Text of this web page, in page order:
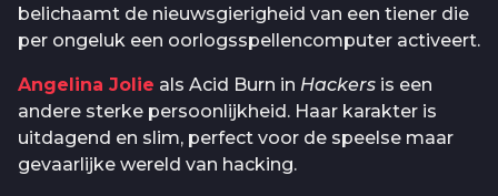
belichaamt de nieuwsgierigheid van een tiener die
per ongeluk een oorlogsspellencomputer activeert.
Angelina Jolie als Acid Burn in Hackers is een
andere sterke persoonlijkheid. Haar karakter is
uitdagend en slim, perfect voor de speelse maar
gevaarlijke wereld van hacking.